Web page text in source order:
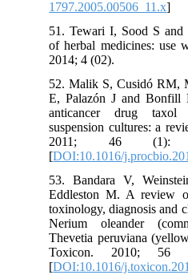
1797.2005.00506_11.x
51. Tewari I, Sood S
of herbal medicines:
2014; 4 (02).
52. Malik S, Cusidó
E, Palazón J and
anticancer drug
suspension cultures: a
2011; 46
[DOI:10.1016/
53. Bandara V,
Eddleston M. A
toxinology, diagnosis
Nerium oleander
Thevetia peruviana
Toxicon. 2010;
[DOI:10.1016/